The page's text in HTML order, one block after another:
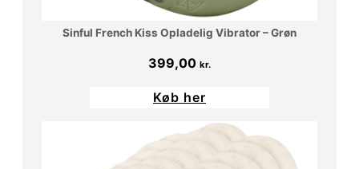
Sinful French Kiss Opladelig Vibrator – Grøn
399,00 kr.
Køb her